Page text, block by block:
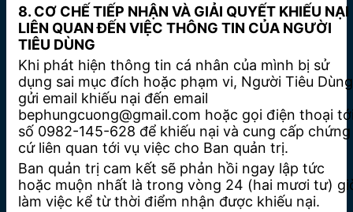
8. CƠ CHẾ TIẾP NHẬN VÀ GIẢI QUYẾT KHIẾU NẠI
LIÊN QUAN ĐẾN VIỆC THÔNG TIN CỦA NGƯỜI
TIÊU DÙNG
Khi phát hiện thông tin cá nhân của mình bị sử
dụng sai mục đích hoặc phạm vi, Người Tiêu Dùng
gửi email khiếu nại đến email
bephungcuong@gmail.com hoặc gọi điện thoại
số 0982-145-628 để khiếu nại và cung cấp chứng
cứ liên quan tới vụ việc cho Ban quản trị.
Ban quản trị cam kết sẽ phản hồi ngay lập tức
hoặc muộn nhất là trong vòng 24 (hai mươi tư)
làm việc kể từ thời điểm nhận được khiếu nại.